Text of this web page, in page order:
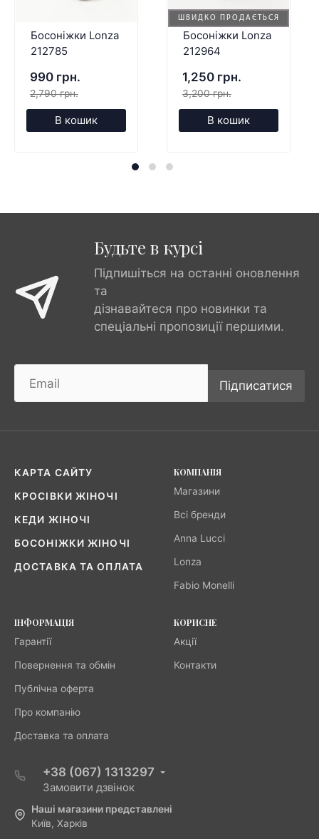
Босоніжки Lonza
212785
990 грн.
2,790 грн.
В кошик
ШВИДКО ПРОДАЄТЬСЯ
Босоніжки Lonza
212964
1,250 грн.
3,200 грн.
В кошик
Будьте в курсі
Підпишіться на останні оновлення
та
дізнавайтеся про новинки та
спеціальні пропозиції першими.
Підписатися
КАРТА САЙТУ
КРОСІВКИ ЖІНОЧІ
КЕДИ ЖІНОЧІ
БОСОНІЖКИ ЖІНОЧІ
ДОСТАВКА ТА ОПЛАТА
КОМПАНІЯ
Магазини
Всі бренди
Anna Lucci
Lonza
Fabio Monelli
ІНФОРМАЦІЯ
Гарантії
Повернення та обмін
Публічна оферта
Про компанію
Доставка та оплата
КОРИСНЕ
Акції
Контакти
+38 (067) 1313297
Замовити дзвінок
Наші магазини представлені
Київ, Харків